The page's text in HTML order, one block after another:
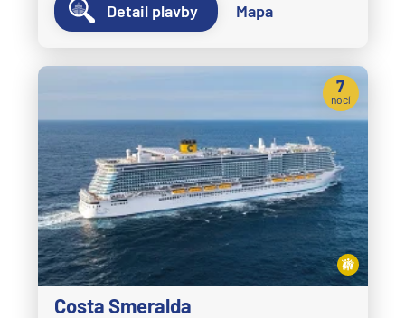
Detail plavby Mapa
Costa Smeralda
7
nocí